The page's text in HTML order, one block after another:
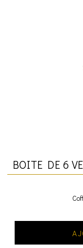
BOITE DE 6